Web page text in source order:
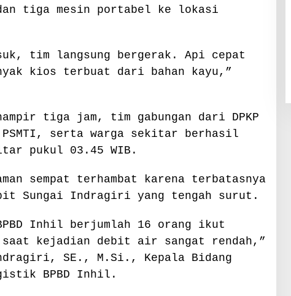
tiga mesin portabel ke lokasi
tim langsung bergerak. Api cepat
kios terbuat dari bahan kayu,”
tiga jam, tim gabungan dari DPKP
serta warga sekitar berhasil
pukul 03.45 WIB.
sempat terhambat karena terbatasnya
Sungai Indragiri yang tengah surut.
Inhil berjumlah 16 orang ikut
saat kejadian debit air sangat rendah,”
SE., M.Si., Kepala Bidang
BPBD Inhil.